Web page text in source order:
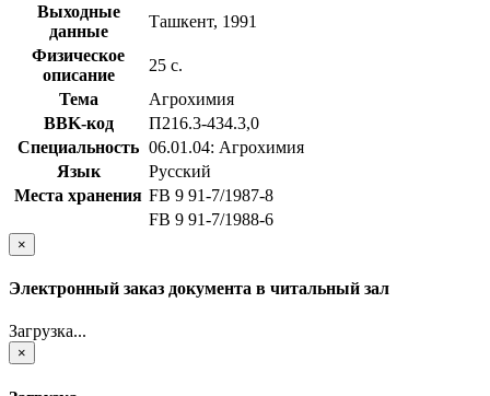
Выходные
данные
Ташкент, 1991
Физическое
описание
25 с.
Тема
Агрохимия
BBK-код
П216.3-434.3,0
Специальность 06.01.04: Агрохимия
Язык
Русский
Места хранения FB 9 91-7/1987-8
FB 9 91-7/1988-6
×
Электронный заказ документа в читальный зал
Загрузка...
×